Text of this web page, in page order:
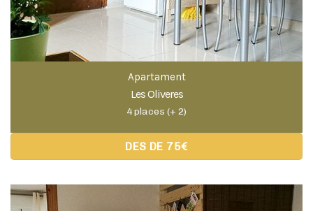
4 places (+ 2)
DES DE 75€